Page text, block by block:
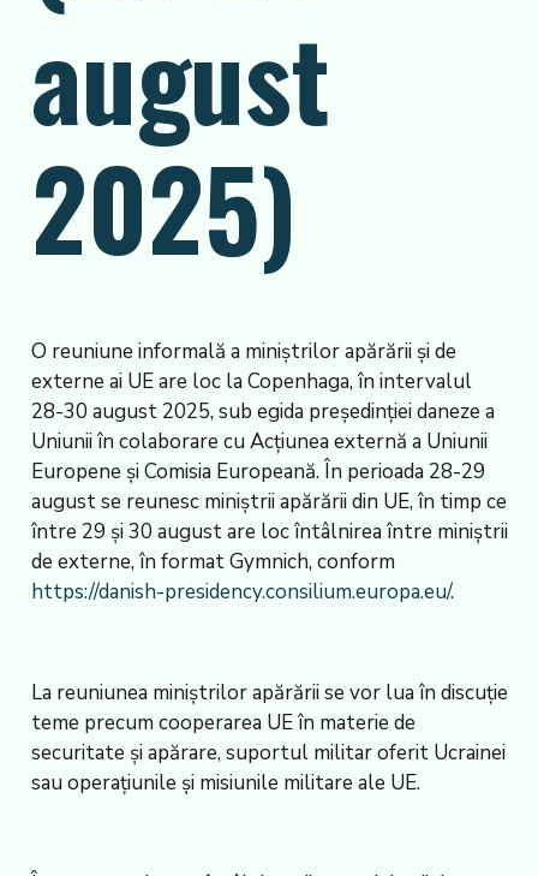
august
2025)
O reuniune informală a miniştrilor apărării şi de
externe ai UE are loc la Copenhaga, în intervalul
28-30 august 2025, sub egida preşedinţiei daneze a
Uniunii în colaborare cu Acţiunea externă a Uniunii
Europene şi Comisia Europeană. În perioada 28-29
august se reunesc miniştrii apărării din UE, în timp ce
între 29 şi 30 august are loc întâlnirea între miniştrii
de externe, în format Gymnich, conform
https://danish-presidency.consilium.europa.eu/.
La reuniunea miniştrilor apărării se vor lua în discuţie
teme precum cooperarea UE în materie de
securitate şi apărare, suportul militar oferit Ucrainei
sau operaţiunile şi misiunile militare ale UE.